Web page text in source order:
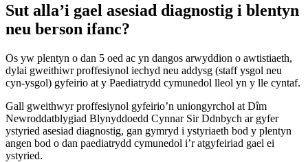
Sut alla’i gael asesiad diagnostig i blentyn
neu berson ifanc?
Os yw plentyn o dan 5 oed ac yn dangos arwyddion o awtistiaeth,
dylai gweithiwr proffesiynol iechyd neu addysg (staff ysgol neu
cyn-ysgol) gyfeirio at y Paediatrydd cymunedol lleol yn y lle cyntaf.
Gall gweithwyr proffesiynol gyfeirio’n uniongyrchol at Dîm
Newroddatblygiad Blynyddoedd Cynnar Sir Ddnbych ar gyfer
ystyried asesiad diagnostig, gan gymryd i ystyriaeth bod y plentyn
angen bod o dan paediatrydd cymunedol i’r atgyfeiriad gael ei
ystyried.